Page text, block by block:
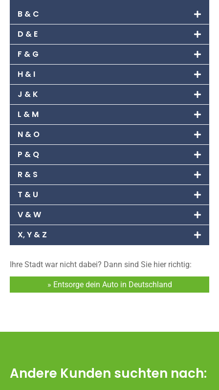
B & C
D & E
F & G
H & I
J & K
L & M
N & O
P & Q
R & S
T & U
V & W
X, Y & Z
Ihre Stadt war nicht dabei? Dann sind Sie hier richtig:
» Entsorge dein Auto in Deutschland
Andere Kunden suchten nach: